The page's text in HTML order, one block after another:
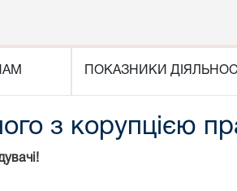
ПОКАЗНИКИ
з корупцією